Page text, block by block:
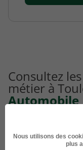
Consultez
métier à
Automobile
Emploi
Nous utilisons des
plus